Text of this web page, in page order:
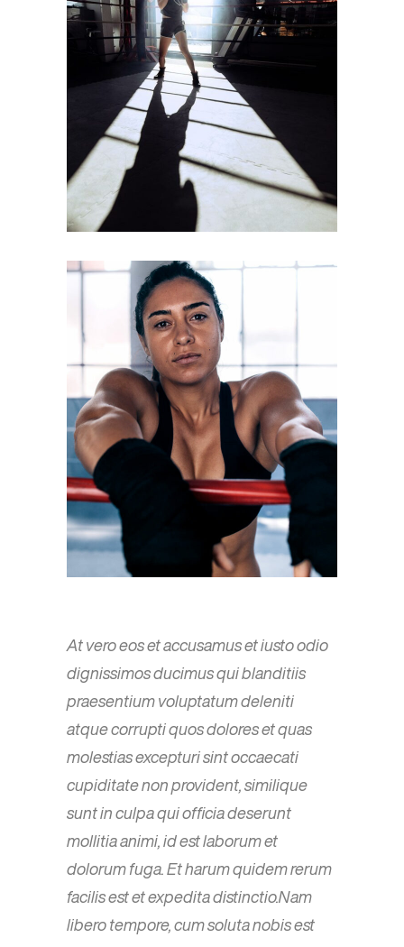
At vero eos et accusamus et iusto odio
dignissimos ducimus qui blanditiis
praesentium voluptatum deleniti
atque corrupti quos dolores et quas
molestias excepturi sint occaecati
cupiditate non provident, similique
sunt in culpa qui officia deserunt
mollitia animi, id est laborum et
dolorum fuga. Et harum quidem rerum
facilis est et expedita distinctio.Nam
libero tempore, cum soluta nobis est